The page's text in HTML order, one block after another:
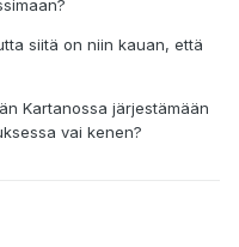
siitä on niin kauan, että
Kartanossa järjestämään
vai kenen?